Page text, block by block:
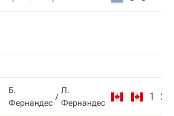
Б.
Фернандес
Л.
Фернандес
1 2